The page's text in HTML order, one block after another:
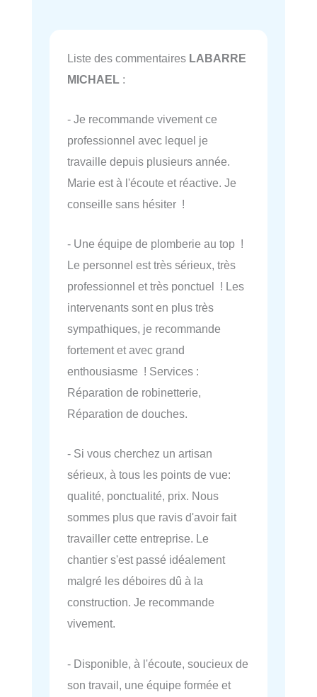
Liste des commentaires LABARRE
MICHAEL :
- Je recommande vivement ce
professionnel avec lequel je
travaille depuis plusieurs année.
Marie est à l'écoute et réactive. Je
conseille sans hésiter !
- Une équipe de plomberie au top !
Le personnel est très sérieux, très
professionnel et très ponctuel ! Les
intervenants sont en plus très
sympathiques, je recommande
fortement et avec grand
enthousiasme ! Services :
Réparation de robinetterie,
Réparation de douches.
- Si vous cherchez un artisan
sérieux, à tous les points de vue:
qualité, ponctualité, prix. Nous
sommes plus que ravis d'avoir fait
travailler cette entreprise. Le
chantier s'est passé idéalement
malgré les déboires dû à la
construction. Je recommande
vivement.
- Disponible, à l'écoute, soucieux de
son travail, une équipe formée et